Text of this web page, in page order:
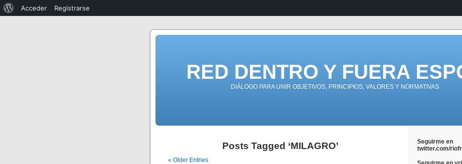
RED DENTRO Y FUERA
DIÁLOGO PARA UNIR OBJETIVOS, PRINCIPIOS, VALORES Y NORMATIVAS
Posts Tagged ‘MILAGRO’
« Older Entries
Seguirme en
twitter.com/
Acceder Registrarse